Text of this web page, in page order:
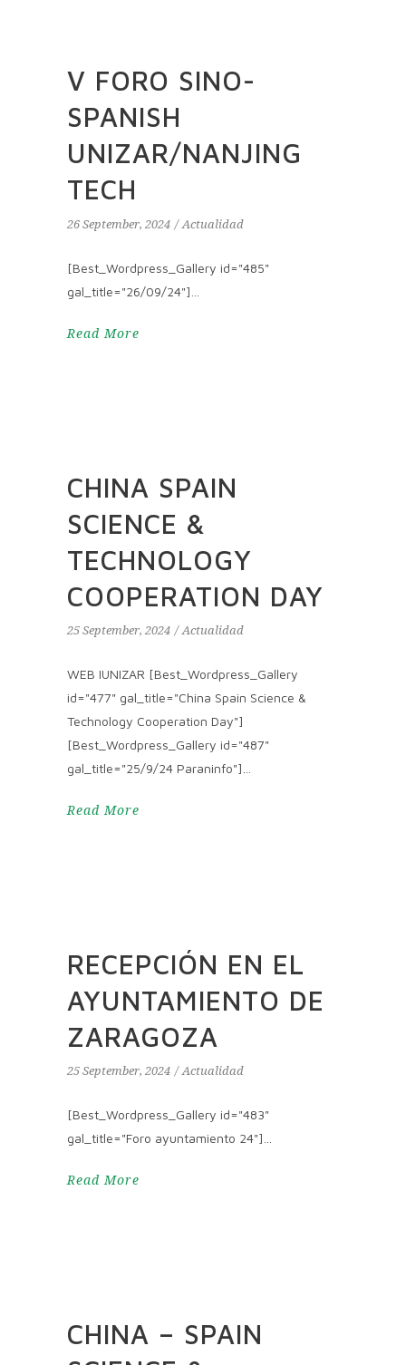
V FORO SINO-
SPANISH
UNIZAR/NANJING
TECH
26 September, 2024 Actualidad
[Best_Wordpress_Gallery id="485"
gal_title="26/09/24"]
Read More
CHINA SPAIN
SCIENCE &
TECHNOLOGY
COOPERATION DAY
25 September, 2024 Actualidad
WEB IUNIZAR [Best_Wordpress_Gallery
id="477" gal_title="China Spain Science &
Technology Cooperation Day"]
[Best_Wordpress_Gallery id="487"
gal_title="25/9/24 Paraninfo"]
Read More
RECEPCIÓN EN EL
AYUNTAMIENTO DE
ZARAGOZA
25 September, 2024 Actualidad
[Best_Wordpress_Gallery id="483"
gal_title="Foro ayuntamiento 24"]
Read More
CHINA – SPAIN